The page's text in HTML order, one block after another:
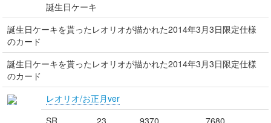
誕生日ケーキ
誕生日ケーキを貰ったレオリオが描かれた2014年3月3日限定仕様
のカード
誕生日ケーキを貰ったレオリオが描かれた2014年3月3日限定仕様
のカード
レオリオ/お正月ver
SR
23 9370
7680